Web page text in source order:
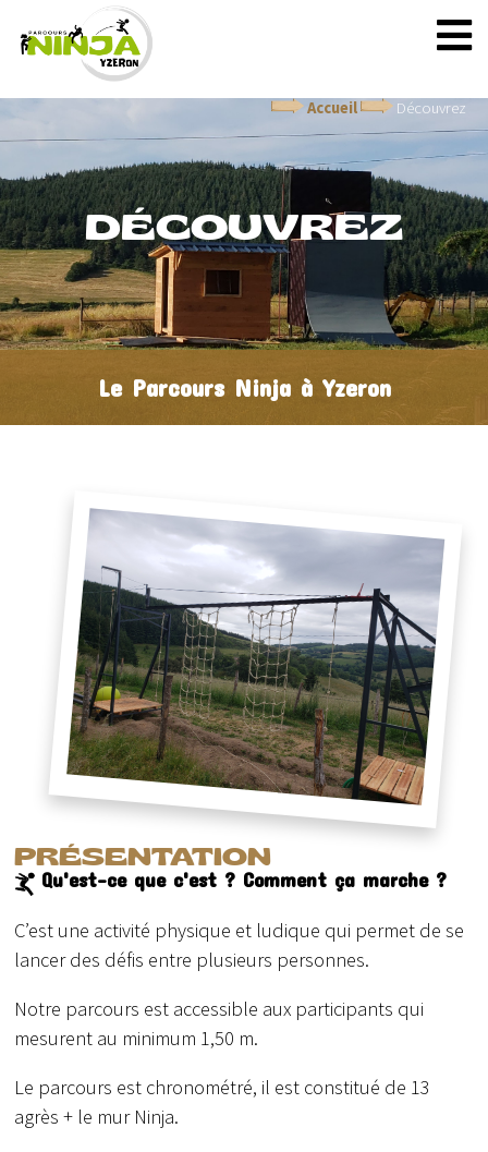
Accueil Découvrez
DÉCOUVREZ
Le Parcours Ninja à Yzeron
PRÉSENTATION
Qu'est-ce que c'est ? Comment ça marche ?
C’est une activité physique et ludique qui permet de se
lancer des défis entre plusieurs personnes.
Notre parcours est accessible aux participants qui
mesurent au minimum 1,50 m.
Le parcours est chronométré, il est constitué de 13
agrès + le mur Ninja.